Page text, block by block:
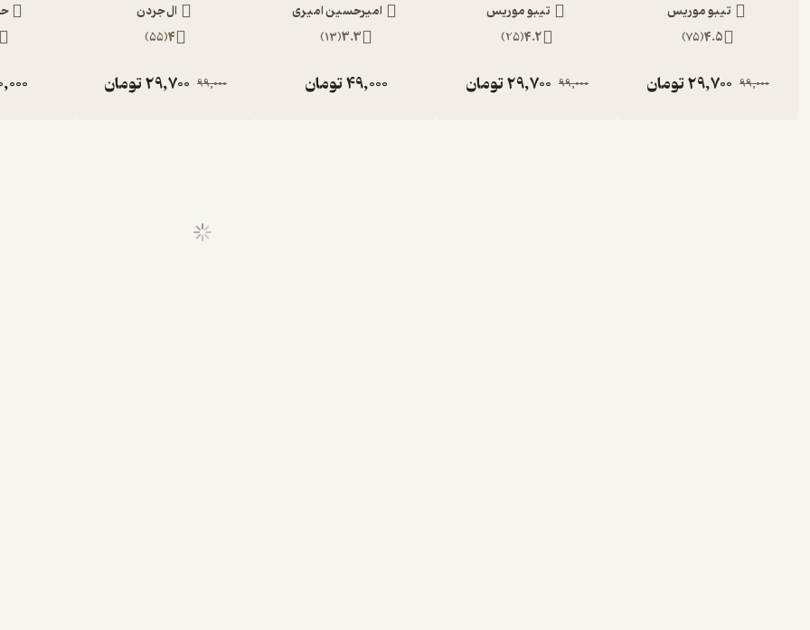
تیبو موریس
4.5
(
75
)
99,000
29,700تومان
تیبو موریس
4.2
(
25
)
99,000
29,700تومان
امیرحسین امیری
3.3
(
13
)
49,000تومان
ال جردن
4
(
55
)
99,000
29,700تومان